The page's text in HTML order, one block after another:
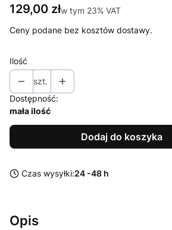
Cena
129,00 złw tym 23% VAT
w tym 23% VAT
Ceny podane bez kosztów dostawy.
Ilość
szt.
Dostępność:
mała ilość
Dodaj do koszyka
Czas wysyłki:24 -48 h
Opis